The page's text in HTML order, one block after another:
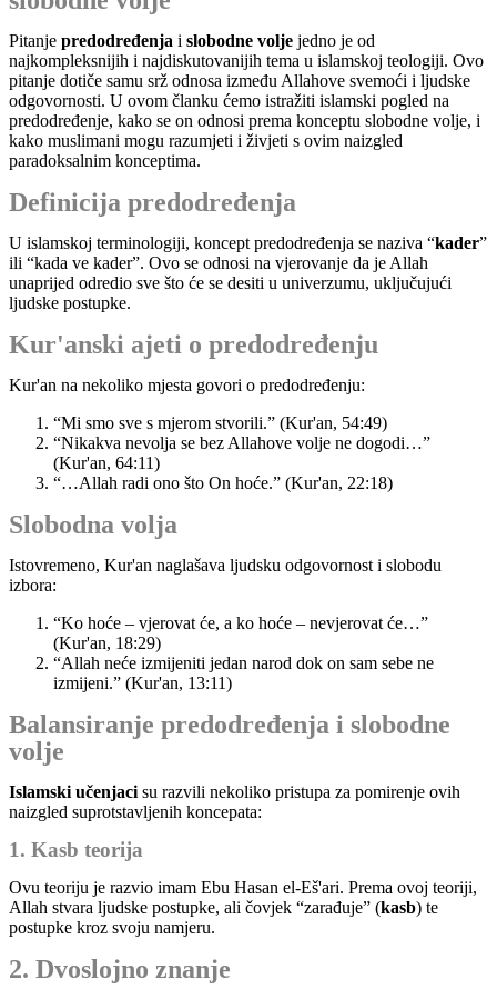
Pitanje predodređenja i slobodne volje jedno je od
najkompleksnijih i najdiskutovanijih tema u islamskoj teologiji. Ovo
pitanje dotiče samu srž odnosa između Allahove svemoći i ljudske
odgovornosti. U ovom članku ćemo istražiti islamski pogled na
predodređenje, kako se on odnosi prema konceptu slobodne volje, i
kako muslimani mogu razumjeti i živjeti s ovim naizgled
paradoksalnim konceptima.
Definicija predodređenja
U islamskoj terminologiji, koncept predodređenja se naziva “kader”
ili “kada ve kader”. Ovo se odnosi na vjerovanje da je Allah
unaprijed odredio sve što će se desiti u univerzumu, uključujući
ljudske postupke.
Kur'anski ajeti o predodređenju
Kur'an na nekoliko mjesta govori o predodređenju:
“Mi smo sve s mjerom stvorili.” (Kur'an, 54:49)
“Nikakva nevolja se bez Allahove volje ne dogodi…”
(Kur'an, 64:11)
“…Allah radi ono što On hoće.” (Kur'an, 22:18)
Slobodna volja
Istovremeno, Kur'an naglašava ljudsku odgovornost i slobodu
izbora:
“Ko hoće – vjerovat će, a ko hoće – nevjerovat će…”
(Kur'an, 18:29)
“Allah neće izmijeniti jedan narod dok on sam sebe ne
izmijeni.” (Kur'an, 13:11)
Balansiranje predodređenja i slobodne
volje
Islamski učenjaci su razvili nekoliko pristupa za pomirenje ovih
naizgled suprotstavljenih koncepata:
1. Kasb teorija
Ovu teoriju je razvio imam Ebu Hasan el-Eš'ari. Prema ovoj teoriji,
Allah stvara ljudske postupke, ali čovjek “zarađuje” (kasb) te
postupke kroz svoju namjeru.
2. Dvoslojno znanje